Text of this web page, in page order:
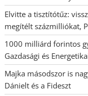
Elvitte a tisztítótűz:
megítélt százmilliókat,
1000 milliárd forintos
Gazdasági és
Majka másodszor is
Dánielt és a Fideszt